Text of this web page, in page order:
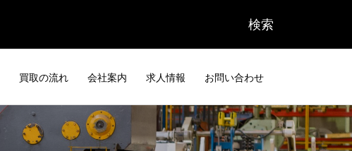
買取の流れ 会社案内 求人情報 お問い合わせ